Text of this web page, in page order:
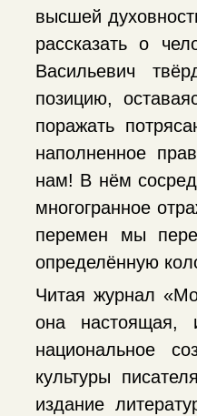
высшей
рассказать о
Васильевич
позицию,
поражать
наполненное
нам! В нём
многогранное
перемен мы
определённую
Читая журнал
она настоящая,
национальное
культуры
издание